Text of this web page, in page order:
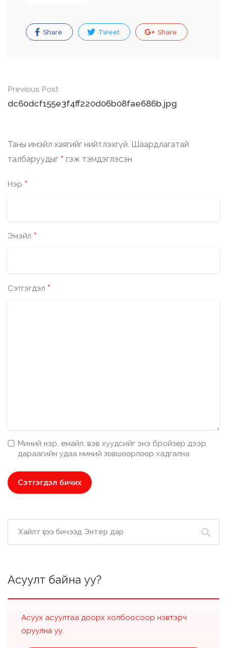
Share Tweet Share
Post
navigation
Previous Post
dc60dcf155e3f4ff220d06b08fae686b.jpg
Таны имэйл хаягийг нийтлэхгүй. Шаардлагатай
талбаруудыг * гэж тэмдэглэсэн
Нэр *
Эмэйл *
Сэтгэгдэл *
Миний нэр, емайл, вэв хуудсийг энэ бройзер дээр
дараагийн удаа миний зөвшөөрлөөр хадгална
Асуулт байна уу?
Асуух асуултаа доорх холбоосоор нэвтэрч
оруулна уу.